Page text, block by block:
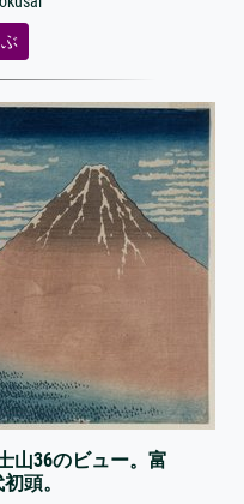
山36のビュー。富
頭。